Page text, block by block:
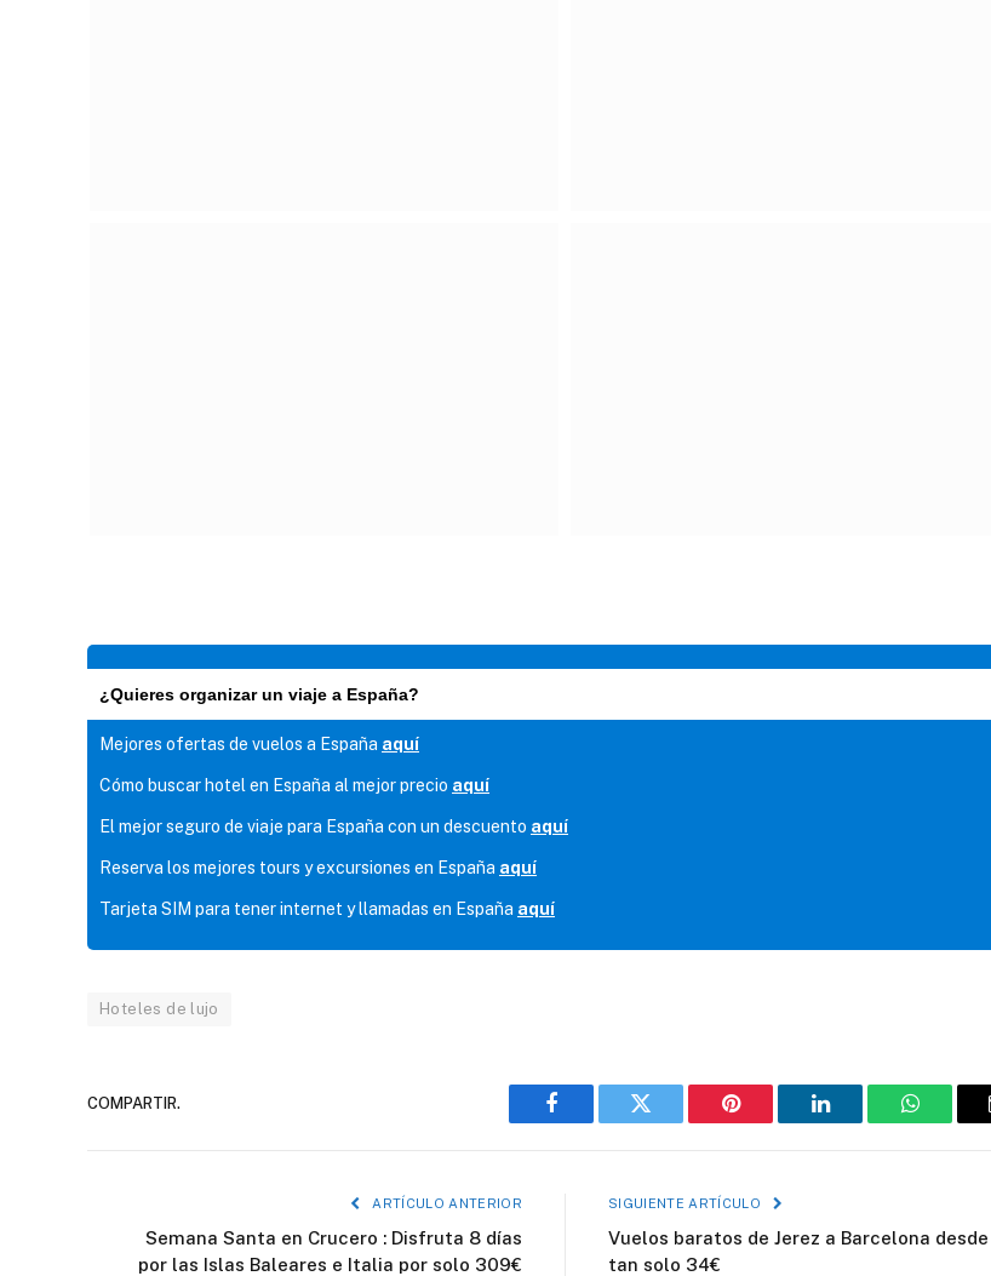
¿Quieres organizar un viaje a España?
Mejores ofertas de vuelos a España aquí
Cómo buscar hotel en España al mejor precio aquí
El mejor seguro de viaje para España con un descuento aquí
Reserva los mejores tours y excursiones en España aquí
Tarjeta SIM para tener internet y llamadas en España aquí
Hoteles de lujo
COMPARTIR.
Facebook Twitter Pinterest LinkedIn
ARTÍCULO ANTERIOR
Semana Santa en Crucero : Disfruta 8 días
por las Islas Baleares e Italia por solo 309€
SIGUIENTE ARTÍCULO
Vuelos baratos de Jerez a Barcelona desde
tan solo 34€